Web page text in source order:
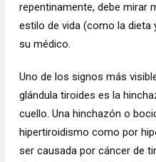
repentinamente, debe mirar
estilo de vida (como la
su médico.
Uno de los signos más
glándula tiroides es la
cuello. Una hinchazón o
hipertiroidismo como por
ser causada por cáncer de